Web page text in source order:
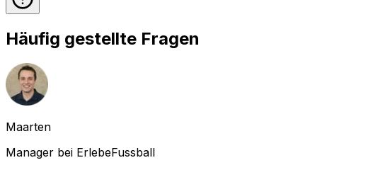
Häufig gestellte Fragen
Maarten
Manager bei ErlebeFussball